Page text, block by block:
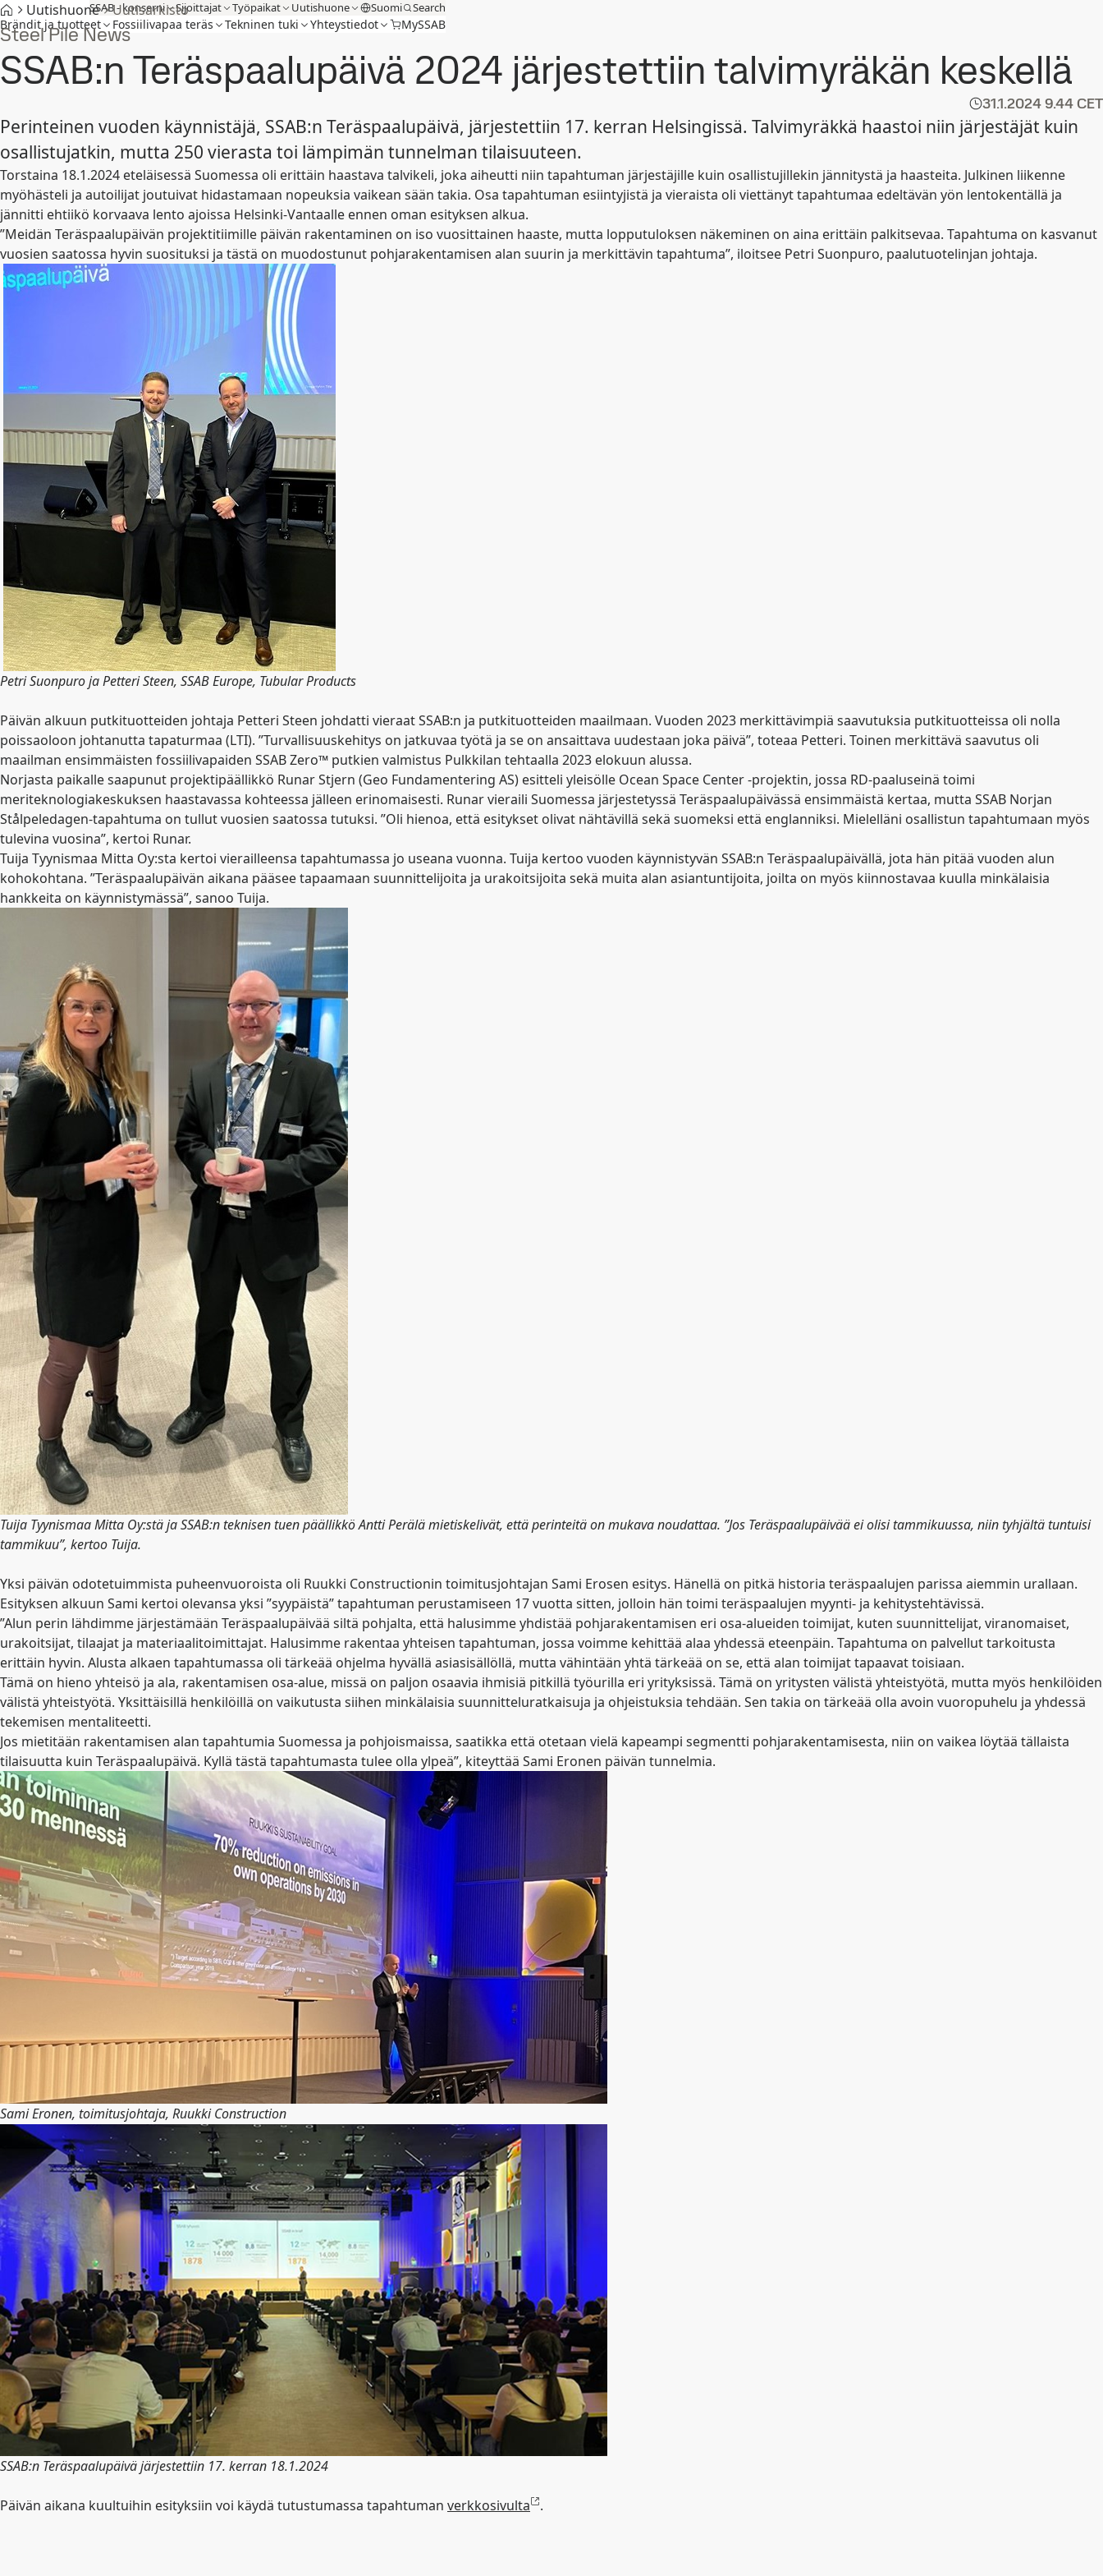
SSAB - konserni Sijoittajat Työpaikat Uutishuone Suomi Search
Brändit ja tuotteet Fossiilivapaa teräs Tekninen tuki Yhteystiedot MySSAB
Uutishuone Uutisarkisto
Steel Pile News
SSAB:n Teräspaalupäivä 2024 järjestettiin talvimyräkän keskellä
31.1.20249.44 CET
Perinteinen vuoden käynnistäjä, SSAB:n Teräspaalupäivä, järjestettiin 17. kerran Helsingissä. Talvimyräkkä haastoi niin järjestäjät kuin
osallistujatkin, mutta 250 vierasta toi lämpimän tunnelman tilaisuuteen.
Torstaina 18.1.2024 eteläisessä Suomessa oli erittäin haastava talvikeli, joka aiheutti niin tapahtuman järjestäjille kuin osallistujillekin jännitystä ja haasteita. Julkinen liikenne
myöhästeli ja autoilijat joutuivat hidastamaan nopeuksia vaikean sään takia. Osa tapahtuman esiintyjistä ja vieraista oli viettänyt tapahtumaa edeltävän yön lentokentällä ja
jännitti ehtiikö korvaava lento ajoissa Helsinki-Vantaalle ennen oman esityksen alkua.
”Meidän Teräspaalupäivän projektitiimille päivän rakentaminen on iso vuosittainen haaste, mutta lopputuloksen näkeminen on aina erittäin palkitsevaa. Tapahtuma on kasvanut
vuosien saatossa hyvin suosituksi ja tästä on muodostunut pohjarakentamisen alan suurin ja merkittävin tapahtuma”, iloitsee Petri Suonpuro, paalutuotelinjan johtaja.
Petri Suonpuro ja Petteri Steen, SSAB Europe, Tubular Products
Päivän alkuun putkituotteiden johtaja Petteri Steen johdatti vieraat SSAB:n ja putkituotteiden maailmaan. Vuoden 2023 merkittävimpiä saavutuksia putkituotteissa oli nolla
poissaoloon johtanutta tapaturmaa (LTI). ”Turvallisuuskehitys on jatkuvaa työtä ja se on ansaittava uudestaan joka päivä”, toteaa Petteri. Toinen merkittävä saavutus oli
maailman ensimmäisten fossiilivapaiden SSAB Zero™ putkien valmistus Pulkkilan tehtaalla 2023 elokuun alussa.
Norjasta paikalle saapunut projektipäällikkö Runar Stjern (Geo Fundamentering AS) esitteli yleisölle Ocean Space Center -projektin, jossa RD-paaluseinä toimi
meriteknologiakeskuksen haastavassa kohteessa jälleen erinomaisesti. Runar vieraili Suomessa järjestetyssä Teräspaalupäivässä ensimmäistä kertaa, mutta SSAB Norjan
Stålpeledagen-tapahtuma on tullut vuosien saatossa tutuksi. ”Oli hienoa, että esitykset olivat nähtävillä sekä suomeksi että englanniksi. Mielelläni osallistun tapahtumaan myös
tulevina vuosina”, kertoi Runar.
Tuija Tyynismaa Mitta Oy:sta kertoi vierailleensa tapahtumassa jo useana vuonna. Tuija kertoo vuoden käynnistyvän SSAB:n Teräspaalupäivällä, jota hän pitää vuoden alun
kohokohtana. ”Teräspaalupäivän aikana pääsee tapaamaan suunnittelijoita ja urakoitsijoita sekä muita alan asiantuntijoita, joilta on myös kiinnostavaa kuulla minkälaisia
hankkeita on käynnistymässä”, sanoo Tuija.
Tuija Tyynismaa Mitta Oy:stä ja SSAB:n teknisen tuen päällikkö Antti Perälä mietiskelivät, että perinteitä on mukava noudattaa. ”Jos Teräspaalupäivää ei olisi tammikuussa, niin tyhjältä tuntuisi
tammikuu”, kertoo Tuija.
Yksi päivän odotetuimmista puheenvuoroista oli Ruukki Constructionin toimitusjohtajan Sami Erosen esitys. Hänellä on pitkä historia teräspaalujen parissa aiemmin urallaan.
Esityksen alkuun Sami kertoi olevansa yksi ”syypäistä” tapahtuman perustamiseen 17 vuotta sitten, jolloin hän toimi teräspaalujen myynti- ja kehitystehtävissä.
”Alun perin lähdimme järjestämään Teräspaalupäivää siltä pohjalta, että halusimme yhdistää pohjarakentamisen eri osa-alueiden toimijat, kuten suunnittelijat, viranomaiset,
urakoitsijat, tilaajat ja materiaalitoimittajat. Halusimme rakentaa yhteisen tapahtuman, jossa voimme kehittää alaa yhdessä eteenpäin. Tapahtuma on palvellut tarkoitusta
erittäin hyvin. Alusta alkaen tapahtumassa oli tärkeää ohjelma hyvällä asiasisällöllä, mutta vähintään yhtä tärkeää on se, että alan toimijat tapaavat toisiaan.
Tämä on hieno yhteisö ja ala, rakentamisen osa-alue, missä on paljon osaavia ihmisiä pitkillä työurilla eri yrityksissä. Tämä on yritysten välistä yhteistyötä, mutta myös henkilöiden
välistä yhteistyötä. Yksittäisillä henkilöillä on vaikutusta siihen minkälaisia suunnitteluratkaisuja ja ohjeistuksia tehdään. Sen takia on tärkeää olla avoin vuoropuhelu ja yhdessä
tekemisen mentaliteetti.
Jos mietitään rakentamisen alan tapahtumia Suomessa ja pohjoismaissa, saatikka että otetaan vielä kapeampi segmentti pohjarakentamisesta, niin on vaikea löytää tällaista
tilaisuutta kuin Teräspaalupäivä. Kyllä tästä tapahtumasta tulee olla ylpeä”, kiteyttää Sami Eronen päivän tunnelmia.
Sami Eronen, toimitusjohtaja, Ruukki Construction
SSAB:n Teräspaalupäivä järjestettiin 17. kerran 18.1.2024
Päivän aikana kuultuihin esityksiin voi käydä tutustumassa tapahtuman verkkosivulta .